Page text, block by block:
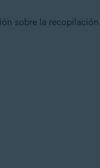
sobre la